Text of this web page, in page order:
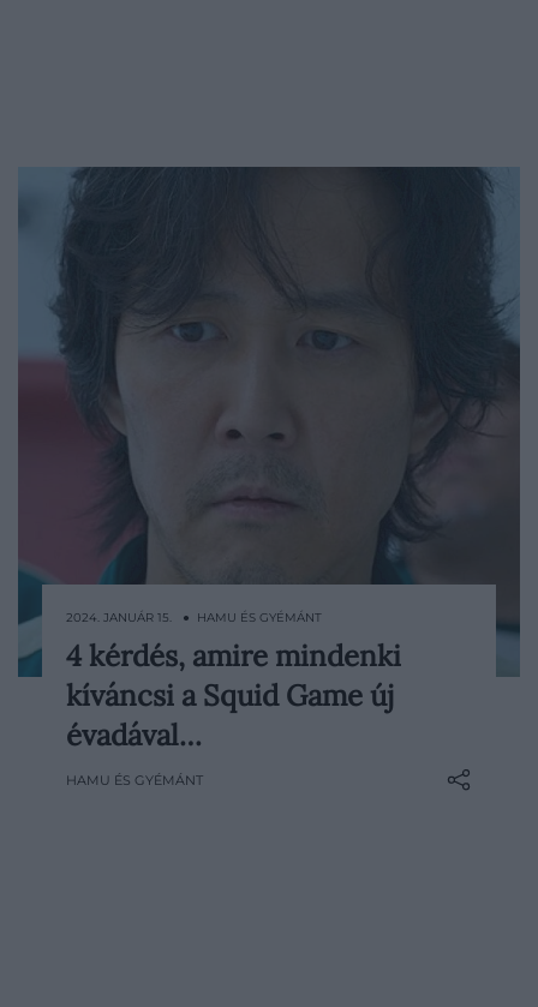
A dél-koreai Squid Game a Netflix
történetének egyik legsikeresebb
sorozata, amely nemsokára új évaddal
etapról? Az alábbi cikkben elmondjuk!
2024. JANUÁR 15. ● HAMU ÉS GYÉMÁNT
4 kérdés, amire mindenki
kíváncsi a Squid Game új
évadával…
HAMU ÉS GYÉMÁNT